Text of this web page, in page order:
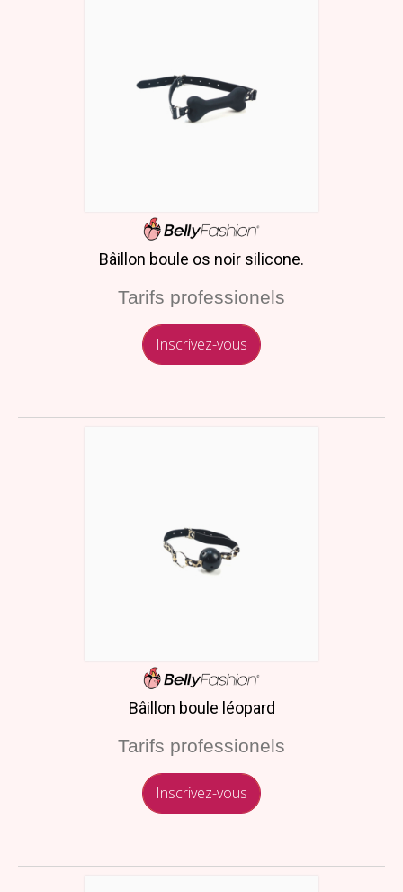
Bâillon boule os noir silicone.
Tarifs professionels
Inscrivez-vous
Bâillon boule léopard
Tarifs professionels
Inscrivez-vous